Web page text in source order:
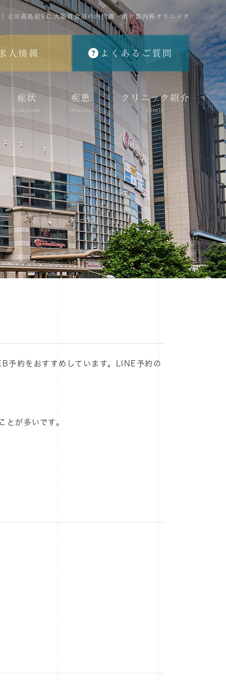
立川髙島屋S.C.大腸胃食道の内視鏡・消化器内科クリニック
人情報 よくあるご質問
症状
Symptom
疾患
Disease
クリニック紹介
Clinic
予約をおすすめしています。LINE予約の
が多いです。